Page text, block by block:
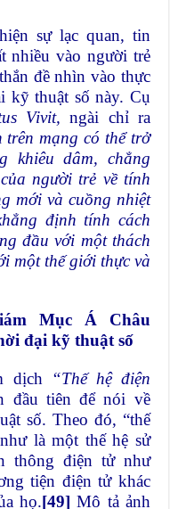
sự lạc quan, tin
nhiều vào người trẻ
đề nhìn vào thực
kỹ thuật số này. Cụ
Vivit, ngài chỉ ra
mạng có thể trở
khiêu dâm, chẳng
người trẻ về tính
mới và cuồng nhiệt
định tính cách
đầu với một thách
một thế giới thực và
Mục Á Châu
đại kỹ thuật số
dịch
“Thế hệ điện
đầu tiên để nói về
số. Theo đó, “thế
là một thế hệ sử
thông điện tử như
tiện điện tử khác
họ.[49] Mô tả ảnh